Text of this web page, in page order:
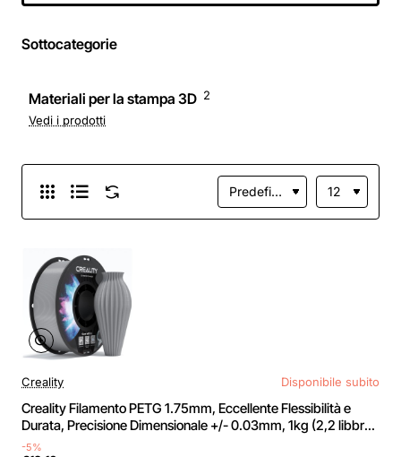
Sottocategorie
Materiali per la stampa 3D 2
Vedi i prodotti
Creality Disponibile subito
Creality Filamento PETG 1.75mm, Eccellente Flessibilità e
Durata, Precisione Dimensionale +/- 0.03mm, 1kg (2,2 libbre)
per Stampanti 3D, PETG Grigio - 1KG Grigio
-5%